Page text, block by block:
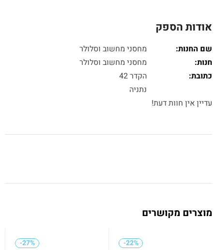
אודות הספק
שם החנות:
מחסני מחשוב וסלולר
חנות:
מחסני מחשוב וסלולר
כתובת:
הקדר 42
נתניה
עדיין אין חוות דעת!
מוצרים מקושרים
-22%
-27%